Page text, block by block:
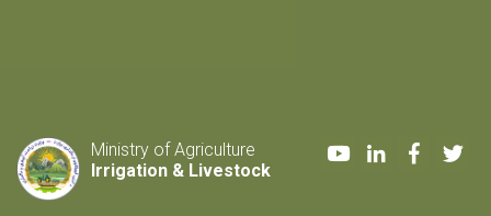
Ministry of Agriculture
Irrigation & Livestock
YoutubeLinkedIn